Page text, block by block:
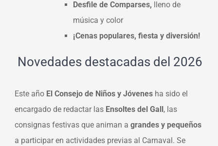
Desfile de Comparses, lleno de
música y color
¡Cenas populares, fiesta y diversión!
Novedades destacadas del 2026
Este año El Consejo de Niños y Jóvenes ha sido el
encargado de redactar las Ensoltes del Gall , las
consignas festivas que animan a grandes y pequeños
a participar en actividades previas al Carnaval. Se